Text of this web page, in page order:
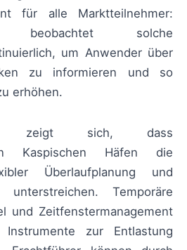
für alle Marktteilnehmer:
beobachtet solche
um Anwender über
zu informieren und so
erhöhen.
zeigt sich, dass
Häfen die
Überlaufplanung und
unterstreichen. Temporäre
und Zeitfenstermanagement
zur Entlastung